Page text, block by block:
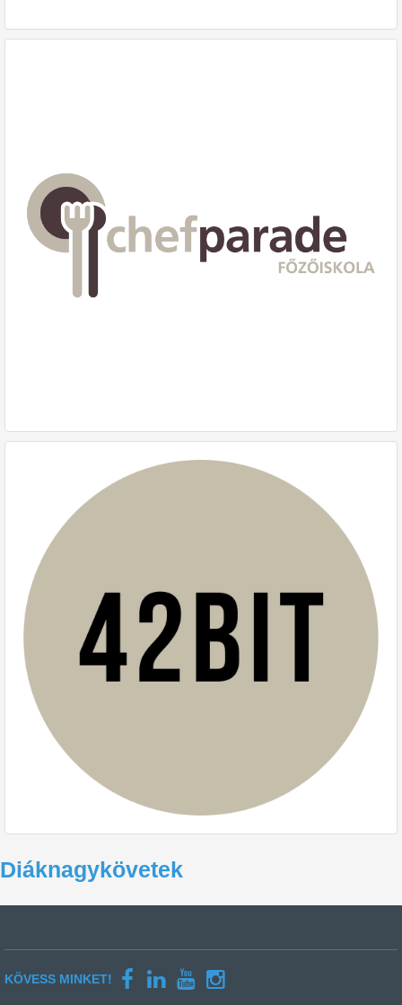
Diáknagykövetek
KÖVESS MINKET!